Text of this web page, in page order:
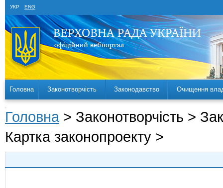
УКР ENG
Головна Законотворчість Законодавство Очищення
Головна > Законотворчість >
Картка законопроекту >